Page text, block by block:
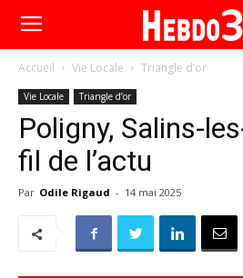
Accueil Vie Locale Triangle d’or
Vie Locale Triangle d’or
Poligny, Salins-
fil de l’actu
Par Odile Rigaud - 14 mai 2025